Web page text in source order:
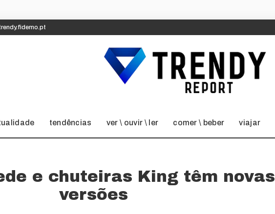
tendências ver \ ouvir \ ler comer \ beber viajar
e chuteiras King têm novas
versões